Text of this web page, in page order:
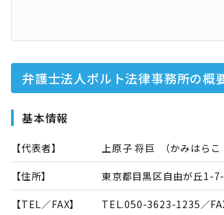
弁護士法人ポルト法律事務所の概
基本情報
【代表者】 上原子 将巨 （かみはら
【住所】 東京都目黒区自由が丘1-
【TEL／FAX】 TEL.050-3623-1235 ／